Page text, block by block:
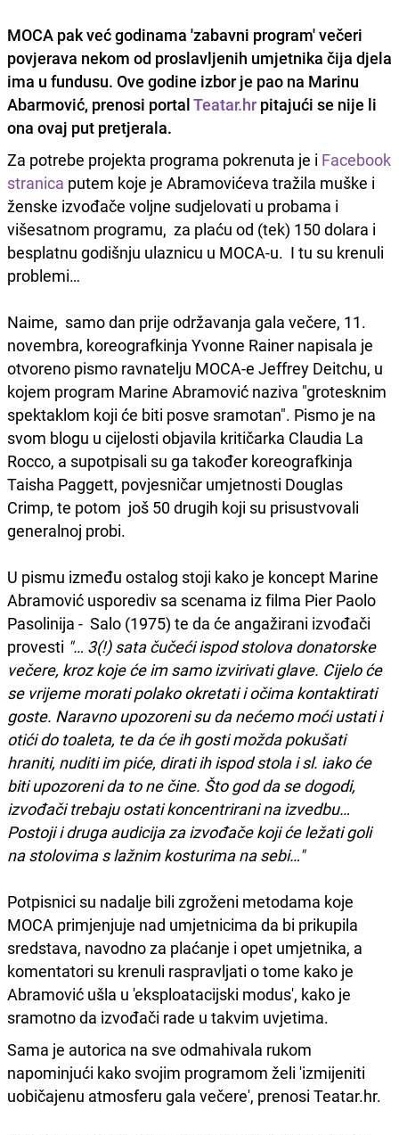
MOCA pak već godinama 'zabavni program' večeri
povjerava nekom od proslavljenih umjetnika čija djela
ima u fundusu. Ove godine izbor je pao na Marinu
Abarmović, prenosi portalTeatar.hr pitajući se nije li
ona ovaj put pretjerala.
Za potrebe projekta programa pokrenuta je i Facebook
stranica putem koje je Abramovićeva tražila muške i
ženske izvođače voljne sudjelovati u probama i
višesatnom programu, za plaću od (tek) 150 dolara i
besplatnu godišnju ulaznicu u MOCA-u. I tu su krenuli
problemi…
Naime, samo dan prije održavanja gala večere, 11.
novembra, koreografkinja Yvonne Rainer napisala je
otvoreno pismo ravnatelju MOCA-e Jeffrey Deitchu, u
kojem program Marine Abramović naziva "grotesknim
spektaklom koji će biti posve sramotan". Pismo je na
svom blogu u cijelosti objavila kritičarka Claudia La
Rocco, a supotpisali su ga također koreografkinja
Taisha Paggett, povjesničar umjetnosti Douglas
Crimp, te potom još 50 drugih koji su prisustvovali
generalnoj probi.
U pismu između ostalog stoji kako je koncept Marine
Abramović usporediv sa scenama iz filma Pier Paolo
Pasolinija - Salo (1975) te da će angažirani izvođači
provesti "… 3(!) sata čučeći ispod stolova donatorske
večere, kroz koje će im samo izvirivati glave. Cijelo će
se vrijeme morati polako okretati i očima kontaktirati
goste. Naravno upozoreni su da nećemo moći ustati i
otići do toaleta, te da će ih gosti možda pokušati
hraniti, nuditi im piće, dirati ih ispod stola i sl. iako će
biti upozoreni da to ne čine. Što god da se dogodi,
izvođači trebaju ostati koncentrirani na izvedbu…
Postoji i druga audicija za izvođače koji će ležati goli
na stolovima s lažnim kosturima na sebi…"
Potpisnici su nadalje bili zgroženi metodama koje
MOCA primjenjuje nad umjetnicima da bi prikupila
sredstava, navodno za plaćanje i opet umjetnika, a
komentatori su krenuli raspravljati o tome kako je
Abramović ušla u 'eksploatacijski modus', kako je
sramotno da izvođači rade u takvim uvjetima.
Sama je autorica na sve odmahivala rukom
napominjući kako svojim programom želi 'izmijeniti
uobičajenu atmosferu gala večere', prenosi Teatar.hr.